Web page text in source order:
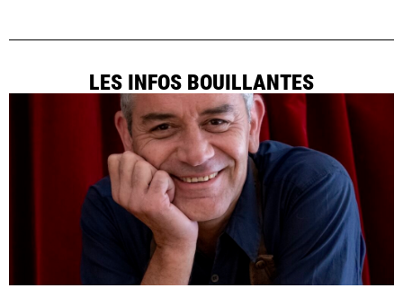
LES INFOS BOUILLANTES